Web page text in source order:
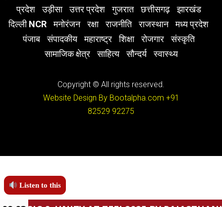
प्रदेश
उड़ीसा उत्तर प्रदेश गुजरात छत्तीसगढ़
झारखंड
दिल्ली NCR
मनोरंजन रक्षा राजनीति राजस्थान
मध्य प्रदेश
पंजाब
संपादकीय महाराष्ट्र शिक्षा रोजगार
संस्कृति
सामाजिक क्षेत्र
साहित्य सौन्दर्य स्वास्थ्य
Copyright © All rights reserved.
Website Design By Bootalpha.com +91
82529 92275
Listen to this